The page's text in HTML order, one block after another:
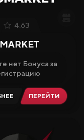
4.63
нет Бонуса за
ПЕРЕЙТИ